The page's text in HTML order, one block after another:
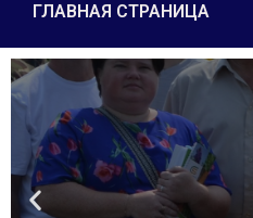
ГЛАВНАЯ СТРАНИЦА